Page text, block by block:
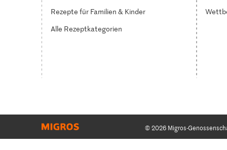
Rezepte für Familien & Kinder
Alle Rezeptkategorien
© 2026 Migros-